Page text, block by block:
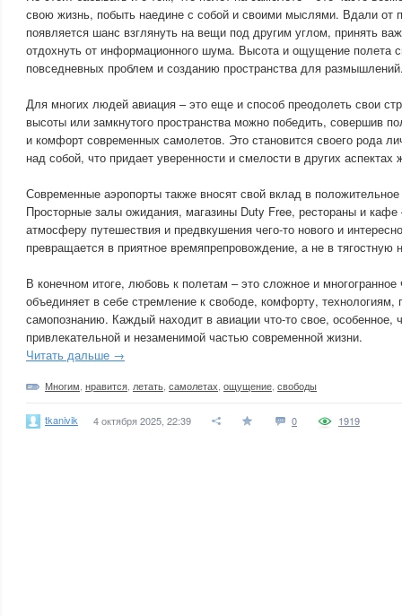
свою жизнь, побыть наедине с собой и своими мыслями. Вдали от
появляется шанс взглянуть на вещи под другим углом, принять
отдохнуть от информационного шума. Высота и ощущение полета
повседневных проблем и созданию пространства для
Для многих людей авиация – это еще и способ преодолеть свои
высоты или замкнутого пространства можно победить, совершив
и комфорт современных самолетов. Это становится своего рода
над собой, что придает уверенности и смелости в других аспектах
Современные аэропорты также вносят свой вклад в
Просторные залы ожидания, магазины Duty Free, рестораны и кафе
атмосферу путешествия и предвкушения чего-то нового и
превращается в приятное времяпрепровождение, а не в тягостную
В конечном итоге, любовь к полетам – это сложное и многогранное
объединяет в себе стремление к свободе, комфорту, технологиям,
самопознанию. Каждый находит в авиации что-то свое, особенное,
привлекательной и незаменимой частью современной жизни.
Читать дальше →
Многим нравится летать самолетах ощущение свободы
tkanivik 4 октября 2025, 22:39 0 1919